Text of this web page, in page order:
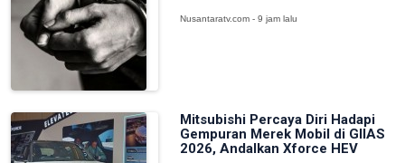
Nusantaratv.com - 9 jam lalu
Mitsubishi Percaya Diri Hadapi
Gempuran Merek Mobil di GIIAS
2026, Andalkan Xforce HEV